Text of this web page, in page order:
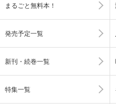
まるごと無料本！
発売予定一覧
新刊・続巻一覧
特集一覧